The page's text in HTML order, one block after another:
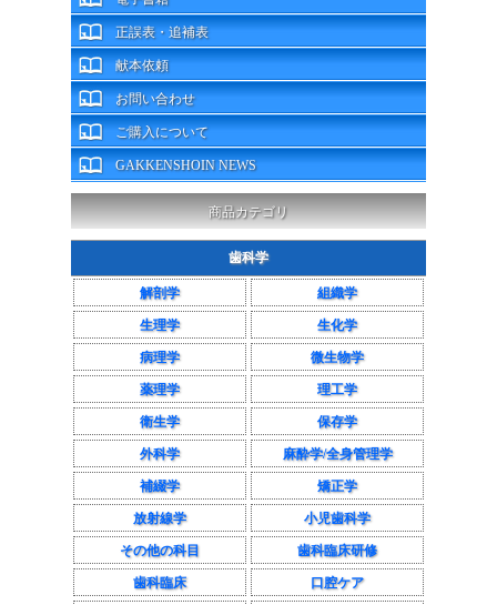
正誤表・追補表
献本依頼
お問い合わせ
ご購入について
GAKKENSHOIN NEWS
商品カテゴリ
歯科学
解剖学 組織学
生理学 生化学
病理学 微生物学
薬理学 理工学
衛生学 保存学
外科学 麻酔学/全身管理学
補綴学 矯正学
放射線学 小児歯科学
その他の科目 歯科臨床研修
歯科臨床 口腔ケア